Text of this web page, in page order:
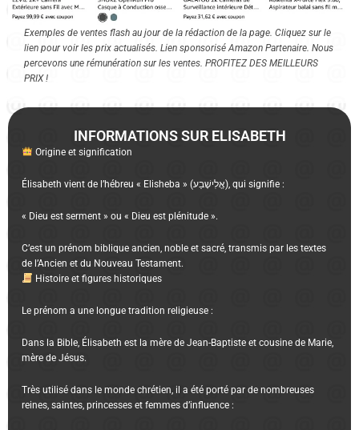
Exemples de ventes flash au jour de la rédaction de la page. Cliquez sur le
lien pour voir les prix actualisés. Lien sponsorisé Amazon Partenaire. Nous
percevons une rémunération sur les ventes. PROFITEZ DES MEILLEURS
PRIX !
INFORMATIONS SUR ELISABETH
Origine et signification
Élisabeth vient de l’hébreu « Elisheba » (אֱלִישֶׁבַע), qui signifie :
« Dieu est serment » ou « Dieu est plénitude ».
C’est un prénom biblique ancien, noble et sacré, transmis par les textes
de l’Ancien et du Nouveau Testament.
Histoire et figures historiques
Le prénom a une longue tradition religieuse :
Dans la Bible, Élisabeth est la mère de Jean-Baptiste et cousine de Marie,
mère de Jésus.
Très utilisé dans le monde chrétien, il a été porté par de nombreuses
reines, saintes, princesses et femmes d’influence :